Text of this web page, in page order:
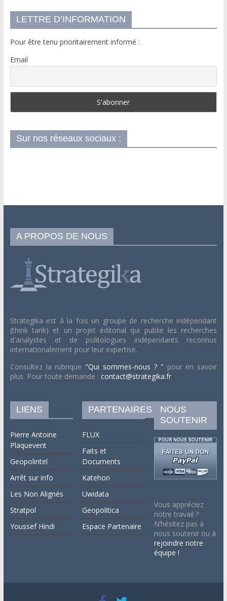
LETTRE D’INFORMATION
Pour être tenu prioritairement informé :
Email
Sur nos réseaux sociaux :
A PROPOS DE NOUS
Strategika est à la fois un groupe de recherche indépendant
(think tank) et un projet éditorial qui publie les recherches
d'analystes et de politologues indépendants reconnus
internationalement pour leur expertise.
Consultez la rubrique "Qui sommes-nous ? " pour en savoir
plus. Pour toute demande : contact@strategika.fr
LIENS
Pierre Antoine
Plaquevent
Geopolintel
Arrêt sur info
Les Non Alignés
Stratpol
Youssef Hindi
PARTENAIRES
FLUX
Faits et
Documents
Katehon
Uwidata
Geopolitica
Espace Partenaire
NOUS
SOUTENIR
Vous appréciez
notre travail ?
N’hésitez pas à
nous soutenir ou à
rejoindre notre
équipe !